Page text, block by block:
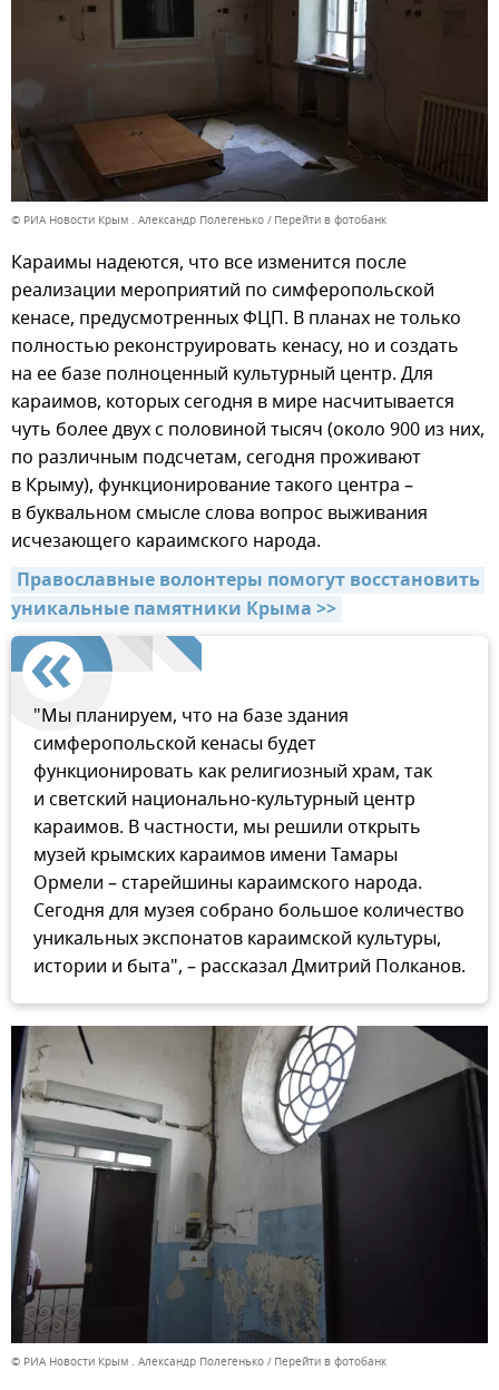
© РИА Новости Крым . Александр Полегенько Перейти в фотобанк
Караимы надеются, что все изменится после
реализации мероприятий по симферопольской
кенасе, предусмотренных ФЦП. В планах не только
полностью реконструировать кенасу, но и создать
на ее базе полноценный культурный центр. Для
караимов, которых сегодня в мире насчитывается
чуть более двух с половиной тысяч (около 900 из них,
по различным подсчетам, сегодня проживают
в Крыму), функционирование такого центра –
в буквальном смысле слова вопрос выживания
исчезающего караимского народа.
Православные волонтеры помогут восстановить
уникальные памятники Крыма >>
"Мы планируем, что на базе здания
симферопольской кенасы будет
функционировать как религиозный храм, так
и светский национально-культурный центр
караимов. В частности, мы решили открыть
музей крымских караимов имени Тамары
Ормели – старейшины караимского народа.
Сегодня для музея собрано большое количество
уникальных экспонатов караимской культуры,
истории и быта", – рассказал Дмитрий Полканов.
© РИА Новости Крым . Александр Полегенько Перейти в фотобанк